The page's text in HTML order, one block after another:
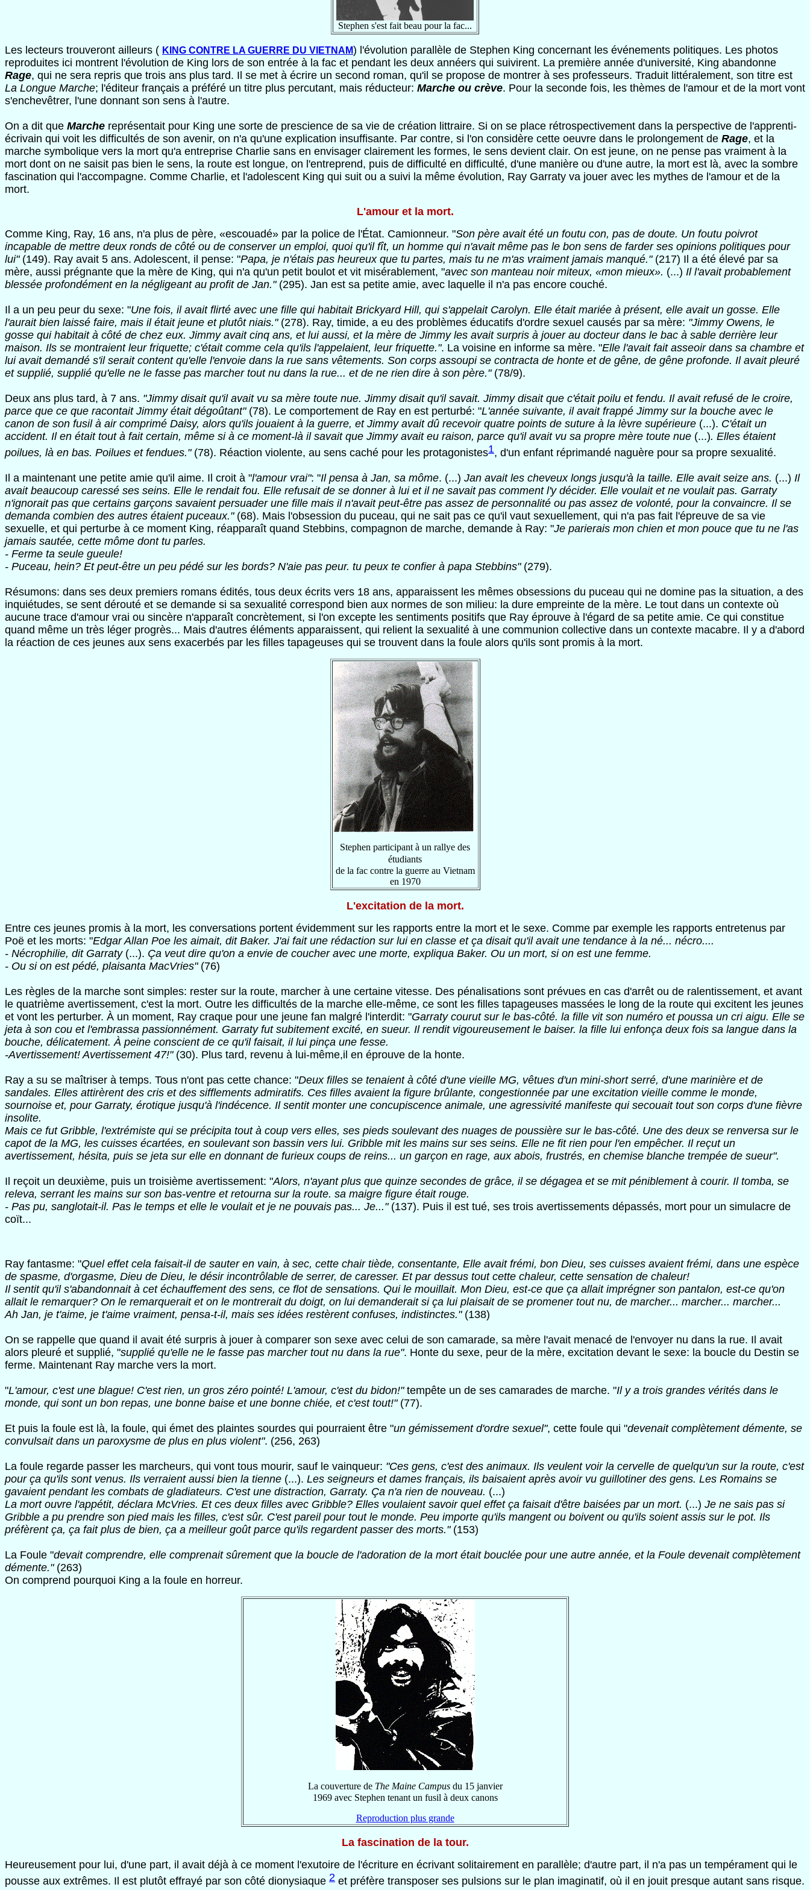
Stephen s'est fait beau pour la fac...
Les lecteurs trouveront ailleurs ( KING CONTRE LA GUERRE DU VIETNAM) l'évolution parallèle de Stephen King concernant les événements politiques. Les photos
reproduites ici montrent l'évolution de King lors de son entrée à la fac et pendant les deux annéers qui suivirent. La première année d'université, King abandonne
Rage, qui ne sera repris que trois ans plus tard. Il se met à écrire un second roman, qu'il se propose de montrer à ses professeurs. Traduit littéralement, son titre est
La Longue Marche; l'éditeur français a préféré un titre plus percutant, mais réducteur: Marche ou crève. Pour la seconde fois, les thèmes de l'amour et de la mort vont
s'enchevêtrer, l'une donnant son sens à l'autre.
On a dit que Marche représentait pour King une sorte de prescience de sa vie de création littraire. Si on se place rétrospectivement dans la perspective de l'apprenti-
écrivain qui voit les difficultés de son avenir, on n'a qu'une explication insuffisante. Par contre, si l'on considère cette oeuvre dans le prolongement de Rage, et la
marche symbolique vers la mort qu'a entreprise Charlie sans en envisager clairement les formes, le sens devient clair. On est jeune, on ne pense pas vraiment à la
mort dont on ne saisit pas bien le sens, la route est longue, on l'entreprend, puis de difficulté en difficulté, d'une manière ou d'une autre, la mort est là, avec la sombre
fascination qui l'accompagne. Comme Charlie, et l'adolescent King qui suit ou a suivi la même évolution, Ray Garraty va jouer avec les mythes de l'amour et de la
mort.
L'amour et la mort.
Comme King, Ray, 16 ans, n'a plus de père, «escouadé» par la police de l'État. Camionneur. "Son père avait été un foutu con, pas de doute. Un foutu poivrot
incapable de mettre deux ronds de côté ou de conserver un emploi, quoi qu'il fît, un homme qui n'avait même pas le bon sens de farder ses opinions politiques pour
lui"(149). Ray avait 5 ans. Adolescent, il pense: "Papa, je n'étais pas heureux que tu partes, mais tu ne m'as vraiment jamais manqué."(217) Il a été élevé par sa
mère, aussi prégnante que la mère de King, qui n'a qu'un petit boulot et vit misérablement, "avec son manteau noir miteux, «mon mieux». (...) Il l'avait probablement
blessée profondément en la négligeant au profit de Jan."(295). Jan est sa petite amie, avec laquelle il n'a pas encore couché.
Il a un peu peur du sexe: "Une fois, il avait flirté avec une fille qui habitait Brickyard Hill, qui s'appelait Carolyn. Elle était mariée à présent, elle avait un gosse. Elle
l'aurait bien laissé faire, mais il était jeune et plutôt niais."(278). Ray, timide, a eu des problèmes éducatifs d'ordre sexuel causés par sa mère: "Jimmy Owens, le
gosse qui habitait à côté de chez eux. Jimmy avait cinq ans, et lui aussi, et la mère de Jimmy les avait surpris à jouer au docteur dans le bac à sable derrière leur
maison. Ils se montraient leur friquette; c'était comme cela qu'ils l'appelaient, leur friquette.". La voisine en informe sa mère. "Elle l'avait fait asseoir dans sa chambre et
lui avait demandé s'il serait content qu'elle l'envoie dans la rue sans vêtements. Son corps assoupi se contracta de honte et de gêne, de gêne profonde. Il avait pleuré
et supplié, supplié qu'elle ne le fasse pas marcher tout nu dans la rue... et de ne rien dire à son père." (78/9).
Deux ans plus tard, à 7 ans. "Jimmy disait qu'il avait vu sa mère toute nue. Jimmy disait qu'il savait. Jimmy disait que c'était poilu et fendu. Il avait refusé de le croire,
parce que ce que racontait Jimmy était dégoûtant"(78). Le comportement de Ray en est perturbé: "L'année suivante, il avait frappé Jimmy sur la bouche avec le
canon de son fusil à air comprimé Daisy, alors qu'ils jouaient à la guerre, et Jimmy avait dû recevoir quatre points de suture à la lèvre supérieure (...). C'était un
accident. Il en était tout à fait certain, même si à ce moment-là il savait que Jimmy avait eu raison, parce qu'il avait vu sa propre mère toute nue (...). Elles étaient
poilues, là en bas. Poilues et fendues." (78). Réaction violente, au sens caché pour les protagonistes1, d'un enfant réprimandé naguère pour sa propre sexualité.
Il a maintenant une petite amie qu'il aime. Il croit à "l'amour vrai": "Il pensa à Jan, sa môme. (...) Jan avait les cheveux longs jusqu'à la taille. Elle avait seize ans. (...) Il
avait beaucoup caressé ses seins. Elle le rendait fou. Elle refusait de se donner à lui et il ne savait pas comment l'y décider. Elle voulait et ne voulait pas. Garraty
n'ignorait pas que certains garçons savaient persuader une fille mais il n'avait peut-être pas assez de personnalité ou pas assez de volonté, pour la convaincre. Il se
demanda combien des autres étaient puceaux."(68). Mais l'obsession du puceau, qui ne sait pas ce qu'il vaut sexuellement, qui n'a pas fait l'épreuve de sa vie
sexuelle, et qui perturbe à ce moment King, réapparaît quand Stebbins, compagnon de marche, demande à Ray: "Je parierais mon chien et mon pouce que tu ne l'as
jamais sautée, cette môme dont tu parles.
- Ferme ta seule gueule!
- Puceau, hein? Et peut-être un peu pédé sur les bords? N'aie pas peur. tu peux te confier à papa Stebbins"(279).
Résumons: dans ses deux premiers romans édités, tous deux écrits vers 18 ans, apparaissent les mêmes obsessions du puceau qui ne domine pas la situation, a des
inquiétudes, se sent dérouté et se demande si sa sexualité correspond bien aux normes de son milieu: la dure empreinte de la mère. Le tout dans un contexte où
aucune trace d'amour vrai ou sincère n'apparaît concrètement, si l'on excepte les sentiments positifs que Ray éprouve à l'égard de sa petite amie. Ce qui constitue
quand même un très léger progrès... Mais d'autres éléments apparaissent, qui relient la sexualité à une communion collective dans un contexte macabre. Il y a d'abord
la réaction de ces jeunes aux sens exacerbés par les filles tapageuses qui se trouvent dans la foule alors qu'ils sont promis à la mort.
Stephen participant à un rallye des
étudiants
de la fac contre la guerre au Vietnam
en 1970
L'excitation de la mort.
Entre ces jeunes promis à la mort, les conversations portent évidemment sur les rapports entre la mort et le sexe. Comme par exemple les rapports entretenus par
Poë et les morts: "Edgar Allan Poe les aimait, dit Baker. J'ai fait une rédaction sur lui en classe et ça disait qu'il avait une tendance à la né... nécro....
- Nécrophilie, dit Garraty(...). Ça veut dire qu'on a envie de coucher avec une morte, expliqua Baker. Ou un mort, si on est une femme.
- Ou si on est pédé, plaisanta MacVries"(76)
Les règles de la marche sont simples: rester sur la route, marcher à une certaine vitesse. Des pénalisations sont prévues en cas d'arrêt ou de ralentissement, et avant
le quatrième avertissement, c'est la mort. Outre les difficultés de la marche elle-même, ce sont les filles tapageuses massées le long de la route qui excitent les jeunes
et vont les perturber. À un moment, Ray craque pour une jeune fan malgré l'interdit: "Garraty courut sur le bas-côté. la fille vit son numéro et poussa un cri aigu. Elle se
jeta à son cou et l'embrassa passionnément. Garraty fut subitement excité, en sueur. Il rendit vigoureusement le baiser. la fille lui enfonça deux fois sa langue dans la
bouche, délicatement. À peine conscient de ce qu'il faisait, il lui pinça une fesse.
-Avertissement! Avertissement 47!"(30). Plus tard, revenu à lui-même,il en éprouve de la honte.
Ray a su se maîtriser à temps. Tous n'ont pas cette chance: "Deux filles se tenaient à côté d'une vieille MG, vêtues d'un mini-short serré, d'une marinière et de
sandales. Elles attirèrent des cris et des sifflements admiratifs. Ces filles avaient la figure brûlante, congestionnée par une excitation vieille comme le monde,
sournoise et, pour Garraty, érotique jusqu'à l'indécence. Il sentit monter une concupiscence animale, une agressivité manifeste qui secouait tout son corps d'une fièvre
insolite.
Mais ce fut Gribble, l'extrémiste qui se précipita tout à coup vers elles, ses pieds soulevant des nuages de poussière sur le bas-côté. Une des deux se renversa sur le
capot de la MG, les cuisses écartées, en soulevant son bassin vers lui. Gribble mit les mains sur ses seins. Elle ne fit rien pour l'en empêcher. Il reçut un
avertissement, hésita, puis se jeta sur elle en donnant de furieux coups de reins... un garçon en rage, aux abois, frustrés, en chemise blanche trempée de sueur".
Il reçoit un deuxième, puis un troisième avertissement: "Alors, n'ayant plus que quinze secondes de grâce, il se dégagea et se mit péniblement à courir. Il tomba, se
releva, serrant les mains sur son bas-ventre et retourna sur la route. sa maigre figure était rouge.
- Pas pu, sanglotait-il. Pas le temps et elle le voulait et je ne pouvais pas... Je..."(137). Puis il est tué, ses trois avertissements dépassés, mort pour un simulacre de
coït...
Ray fantasme: "Quel effet cela faisait-il de sauter en vain, à sec, cette chair tiède, consentante, Elle avait frémi, bon Dieu, ses cuisses avaient frémi, dans une espèce
de spasme, d'orgasme, Dieu de Dieu, le désir incontrôlable de serrer, de caresser. Et par dessus tout cette chaleur, cette sensation de chaleur!
Il sentit qu'il s'abandonnait à cet échauffement des sens, ce flot de sensations. Qui le mouillait. Mon Dieu, est-ce que ça allait imprégner son pantalon, est-ce qu'on
allait le remarquer? On le remarquerait et on le montrerait du doigt, on lui demanderait si ça lui plaisait de se promener tout nu, de marcher... marcher... marcher...
Ah Jan, je t'aime, je t'aime vraiment, pensa-t-il, mais ses idées restèrent confuses, indistinctes."(138)
On se rappelle que quand il avait été surpris à jouer à comparer son sexe avec celui de son camarade, sa mère l'avait menacé de l'envoyer nu dans la rue. Il avait
alors pleuré et supplié, "supplié qu'elle ne le fasse pas marcher tout nu dans la rue". Honte du sexe, peur de la mère, excitation devant le sexe: la boucle du Destin se
ferme. Maintenant Ray marche vers la mort.
"L'amour, c'est une blague! C'est rien, un gros zéro pointé! L'amour, c'est du bidon!"tempête un de ses camarades de marche. "Il y a trois grandes vérités dans le
monde, qui sont un bon repas, une bonne baise et une bonne chiée, et c'est tout!"(77).
Et puis la foule est là, la foule, qui émet des plaintes sourdes qui pourraient être "un gémissement d'ordre sexuel", cette foule qui "devenait complètement démente, se
convulsait dans un paroxysme de plus en plus violent". (256, 263)
La foule regarde passer les marcheurs, qui vont tous mourir, sauf le vainqueur: "Ces gens, c'est des animaux. Ils veulent voir la cervelle de quelqu'un sur la route, c'est
pour ça qu'ils sont venus. Ils verraient aussi bien la tienne (...). Les seigneurs et dames français, ils baisaient après avoir vu guillotiner des gens. Les Romains se
gavaient pendant les combats de gladiateurs. C'est une distraction, Garraty. Ça n'a rien de nouveau. (...)
La mort ouvre l'appétit, déclara McVries. Et ces deux filles avec Gribble? Elles voulaient savoir quel effet ça faisait d'être baisées par un mort. (...) Je ne sais pas si
Gribble a pu prendre son pied mais les filles, c'est sûr. C'est pareil pour tout le monde. Peu importe qu'ils mangent ou boivent ou qu'ils soient assis sur le pot. Ils
préfèrent ça, ça fait plus de bien, ça a meilleur goût parce qu'ils regardent passer des morts."(153)
La Foule "devait comprendre, elle comprenait sûrement que la boucle de l'adoration de la mort était bouclée pour une autre année, et la Foule devenait complètement
démente." (263)
On comprend pourquoi King a la foule en horreur.
La couverture de The Maine Campusdu 15 janvier
1969 avec Stephen tenant un fusil à deux canons
Reproduction plus grande
La fascination de la tour.
Heureusement pour lui, d'une part, il avait déjà à ce moment l'exutoire de l'écriture en écrivant solitairement en parallèle; d'autre part, il n'a pas un tempérament qui le
pousse aux extrêmes. Il est plutôt effrayé par son côté dionysiaque 2 et préfère transposer ses pulsions sur le plan imaginatif, où il en jouit presque autant sans risque.